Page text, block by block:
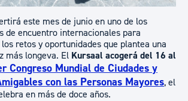
este mes de junio en uno de los
de encuentro internacionales para
retos y oportunidades que plantea una
más longeva. El Kursaal acogerá del 16 al
Congreso Mundial de Ciudades y
con las Personas Mayores, el
en más de doce años.